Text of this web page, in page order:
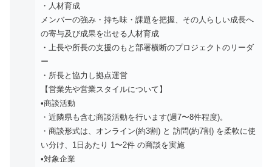
・人材育成
メンバーの強み・持ち味・課題を把握、その人らしい成長へ
の寄与及び成果を出せる人材育成
・上長や所長の支援のもと部署横断のプロジェクトのリーダ
ー
・所長と協力し拠点運営
【営業先や営業スタイルについて】
•商談活動
・近隣県も含む商談活動を行います(週7〜8件程度)。
・商談形式は、オンライン(約3割) と 訪問(約7割) を柔軟に使
い分け、1日あたり 1〜2件 の商談を実施
•対象企業